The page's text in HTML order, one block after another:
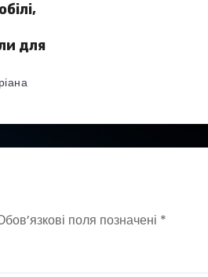
для
поля позначені *